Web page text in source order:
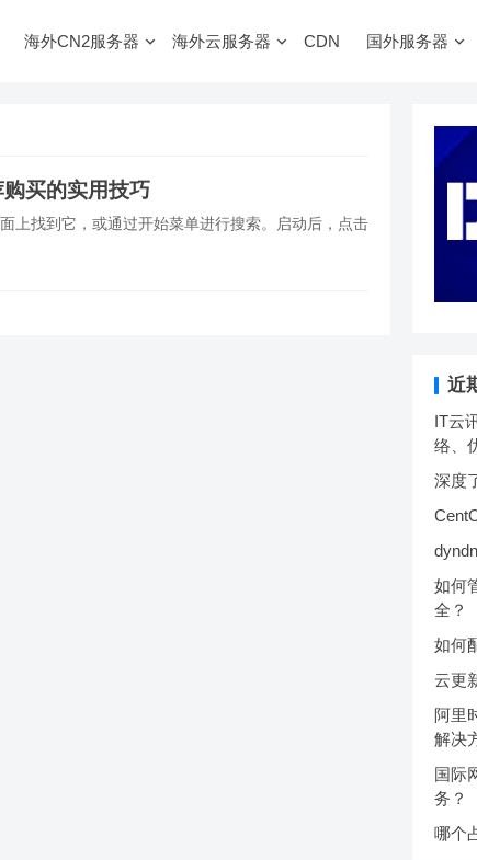
海外CN2服务器 海外云服务器 CDN 国外服务器
买的实用技巧
上找到它，或通过开始菜单进行搜索。启动后，点击
近
IT云
络、
深度
如何
全？
如何
云更
阿里
解决
国际
务？
哪个